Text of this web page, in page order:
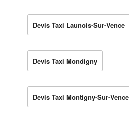
Devis Taxi Launois-Sur-Vence
Devis Taxi Mondigny
Devis Taxi Montigny-Sur-Vence